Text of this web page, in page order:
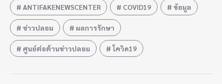
ANTIFAKENEWSCENTER COVID19 ข้อมูล
ข่าวปลอม ผลการรักษา
ศูนย์ต่อต้านข่าวปลอม โควิด19